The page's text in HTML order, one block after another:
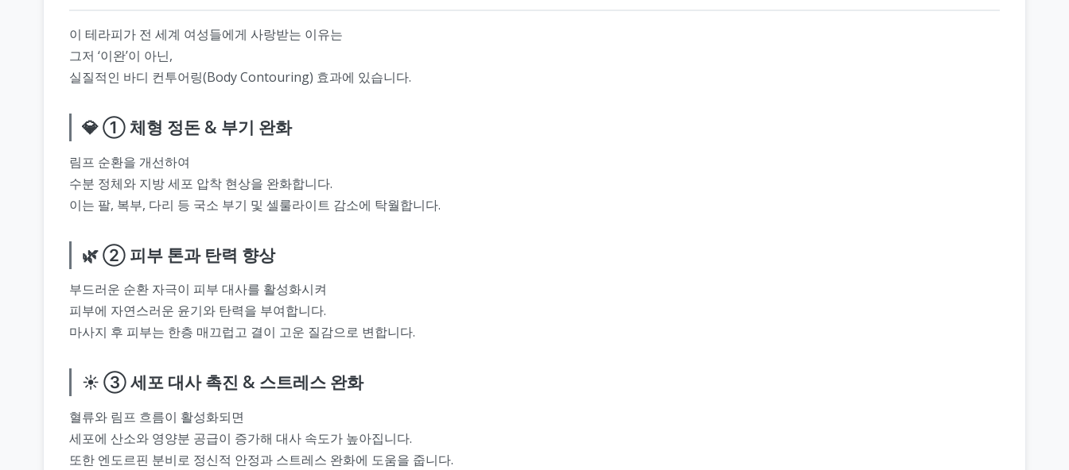
이 테라피가 전 세계 여성들에게 사랑받는 이유는
그저 ‘이완’이 아닌,
실질적인 바디 컨투어링(Body Contouring) 효과에 있습니다.
💎 ① 체형 정돈 & 부기 완화
림프 순환을 개선하여
수분 정체와 지방 세포 압착 현상을 완화합니다.
이는 팔, 복부, 다리 등 국소 부기 및 셀룰라이트 감소에 탁월합니다.
🌿 ② 피부 톤과 탄력 향상
부드러운 순환 자극이 피부 대사를 활성화시켜
피부에 자연스러운 윤기와 탄력을 부여합니다.
마사지 후 피부는 한층 매끄럽고 결이 고운 질감으로 변합니다.
☀️ ③ 세포 대사 촉진 & 스트레스 완화
혈류와 림프 흐름이 활성화되면
세포에 산소와 영양분 공급이 증가해 대사 속도가 높아집니다.
또한 엔도르핀 분비로 정신적 안정과 스트레스 완화에 도움을 줍니다.